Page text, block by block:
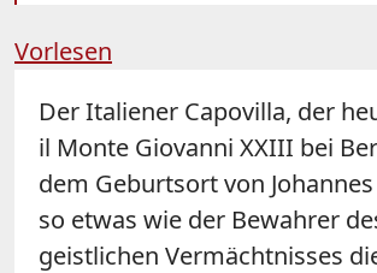
Vorlesen
Der Italiener Capovilla, der
il Monte Giovanni XXIII bei
dem Geburtsort von
so etwas wie der Bewahrer
geistlichen Vermächtnisses